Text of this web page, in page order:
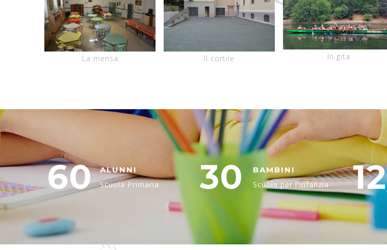
La mensa Il cortile In gita
60
ALUNNI
Scuola Primaria
30
BAMBINI
Scuola per l'infanzia
12